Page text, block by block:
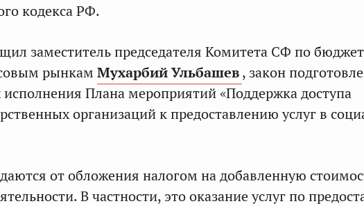
кодекса РФ.
заместитель председателя Комитета СФ по
рынкам Мухарбий Ульбашев, закон
исполнения Плана мероприятий «Поддержка доступа
организаций к предоставлению услуг в
от обложения налогом на добавленную
В частности, это оказание услуг по